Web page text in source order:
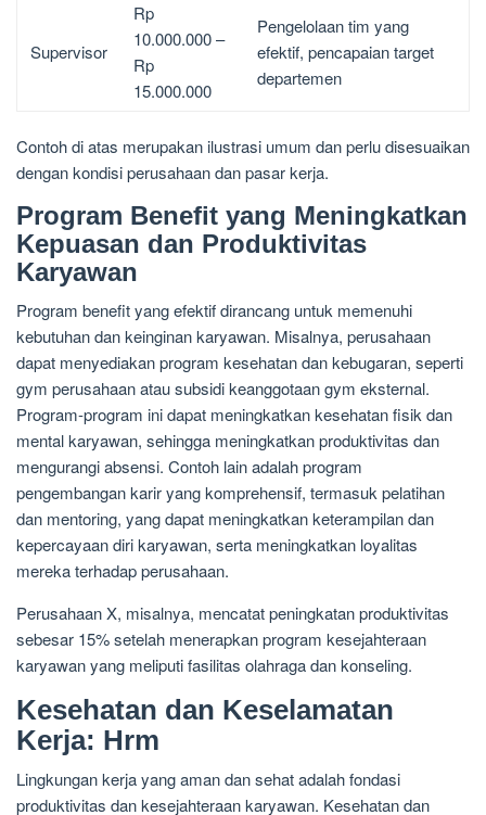
Supervisor
Rp
10.000.000 –
Rp
15.000.000
Pengelolaan tim yang
efektif, pencapaian target
departemen
Contoh di atas merupakan ilustrasi umum dan perlu disesuaikan
dengan kondisi perusahaan dan pasar kerja.
Program Benefit yang Meningkatkan
Kepuasan dan Produktivitas
Karyawan
Program benefit yang efektif dirancang untuk memenuhi
kebutuhan dan keinginan karyawan. Misalnya, perusahaan
dapat menyediakan program kesehatan dan kebugaran, seperti
gym perusahaan atau subsidi keanggotaan gym eksternal.
Program-program ini dapat meningkatkan kesehatan fisik dan
mental karyawan, sehingga meningkatkan produktivitas dan
mengurangi absensi. Contoh lain adalah program
pengembangan karir yang komprehensif, termasuk pelatihan
dan mentoring, yang dapat meningkatkan keterampilan dan
kepercayaan diri karyawan, serta meningkatkan loyalitas
mereka terhadap perusahaan.
Perusahaan X, misalnya, mencatat peningkatan produktivitas
sebesar 15% setelah menerapkan program kesejahteraan
karyawan yang meliputi fasilitas olahraga dan konseling.
Kesehatan dan Keselamatan
Kerja: Hrm
Lingkungan kerja yang aman dan sehat adalah fondasi
produktivitas dan kesejahteraan karyawan. Kesehatan dan